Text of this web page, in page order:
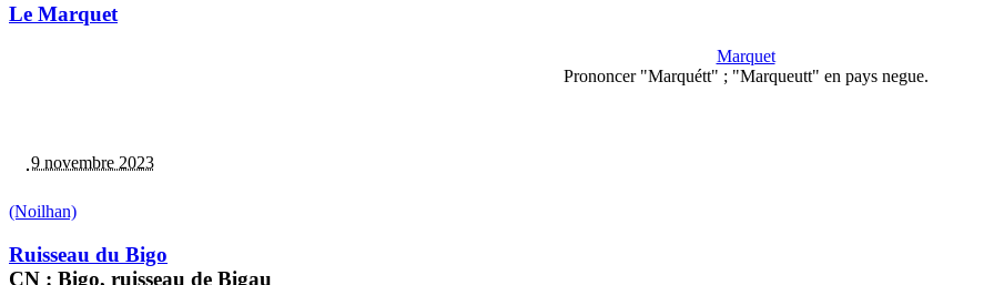
Le Marquet
Marquet
Prononcer "Marquétt" ; "Marqueutt" en pays negue.
9 novembre 2023
(Noilhan)
Ruisseau du Bigo
CN : Bigo, ruisseau de Bigau